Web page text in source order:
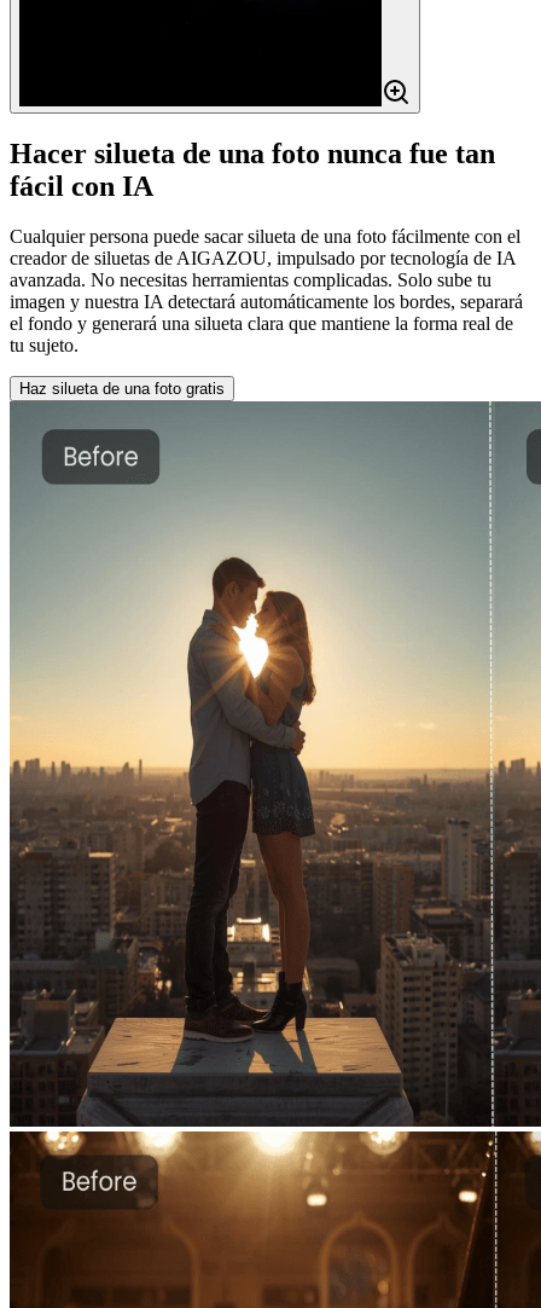
Hacer silueta de una foto nunca fue tan
fácil con IA
Cualquier persona puede sacar silueta de una foto fácilmente con el
creador de siluetas de AIGAZOU, impulsado por tecnología de IA
avanzada. No necesitas herramientas complicadas. Solo sube tu
imagen y nuestra IA detectará automáticamente los bordes, separará
el fondo y generará una silueta clara que mantiene la forma real de
tu sujeto.
Haz silueta de una foto gratis